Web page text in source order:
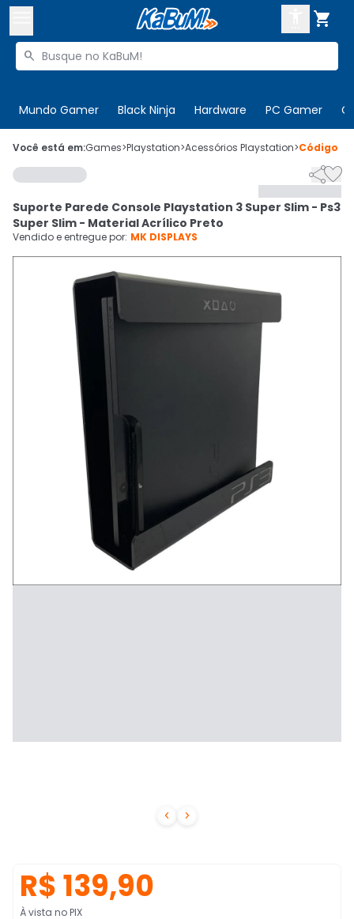

Buscar produtos

Mundo Gamer Black Ninja Hardware PC Gamer
 Olá. Acesse sua conta
 Departamentos
Cupons
Ativar tradutor em libras
CADASTRE-SE
Você está em:Games>Playstation>Acessórios Playstation>Código
 

Suporte Parede Console Playstation 3 Super Slim - Ps3
Super Slim - Material Acrílico Preto
Vendido e entregue por: MK DISPLAYS
R$ 139,90
À vista no PIX